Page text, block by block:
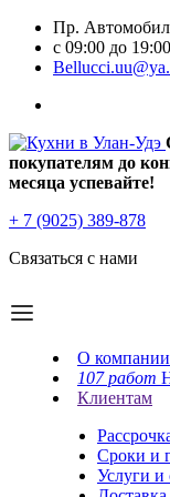
Пр.
с 09:00 до
покупателям до
месяца успевайте!
+ 7 (9025) 389-878
Связаться с нами
О компании
107 работ
Клиентам
Сроки и
Услуги и